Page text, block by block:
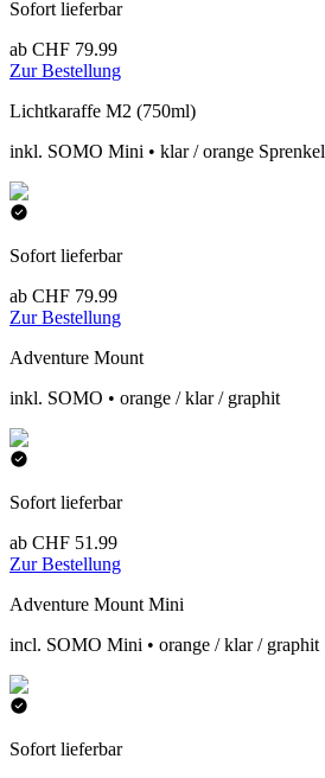
Sofort lieferbar
ab CHF 79.99
Zur Bestellung
Lichtkaraffe M2 (750ml)
inkl. SOMO Mini • klar / orange Sprenkel
Sofort lieferbar
ab CHF 79.99
Zur Bestellung
Adventure Mount
inkl. SOMO • orange / klar / graphit
Sofort lieferbar
ab CHF 51.99
Zur Bestellung
Adventure Mount Mini
incl. SOMO Mini • orange / klar / graphit
Sofort lieferbar